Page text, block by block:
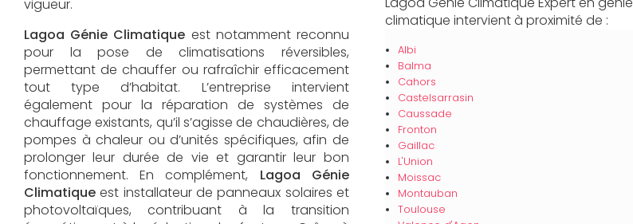
vigueur.
Lagoa Génie Climatique est notamment reconnu
pour la pose de climatisations réversibles,
permettant de chauffer ou rafraîchir efficacement
tout type d’habitat. L’entreprise intervient
également pour la réparation de systèmes de
chauffage existants, qu’il s’agisse de chaudières, de
pompes à chaleur ou d’unités spécifiques, afin de
prolonger leur durée de vie et garantir leur bon
fonctionnement. En complément, Lagoa Génie
Climatique est installateur de panneaux solaires et
photovoltaïques, contribuant à la transition
climatique intervient à proximité de :
Albi
Balma
Cahors
Castelsarrasin
Caussade
Fronton
Gaillac
L'Union
Moissac
Montauban
Toulouse